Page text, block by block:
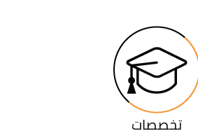
تخصصات